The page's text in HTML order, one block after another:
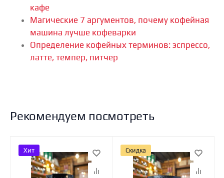
кафе
Магические 7 аргументов, почему кофейная
машина лучше кофеварки
Определение кофейных терминов: эспрессо,
латте, темпер, питчер
Рекомендуем посмотреть
Хит Скидка